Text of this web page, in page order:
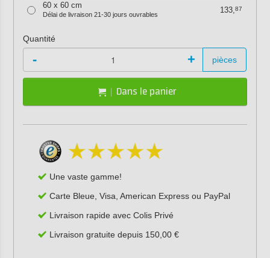
60 x 60 cm
Délai de livraison 21-30 jours ouvrables 133,87
Quantité
- + pièces
Dans le panier
Une vaste gamme!
Carte Bleue, Visa, American Express ou PayPal
Livraison rapide avec Colis Privé
Livraison gratuite depuis 150,00 €